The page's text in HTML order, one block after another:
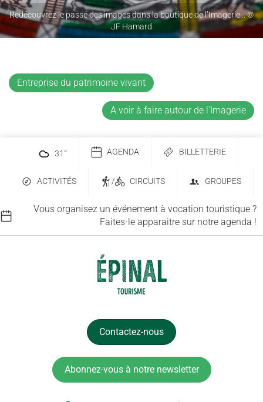
Redécouvrez le passé des images dans la boutique de l’Imagerie... ©
JF Hamard
Entreprise du patrimoine vivant
A voir à faire autour de l'Imagerie
31 ° AGENDA BILLETTERIE
ACTIVITÉS / CIRCUITS GROUPES
Vous organisez un événement à vocation touristique ?
Faites-le apparaitre sur notre agenda !
Contactez-nous
Abonnez-vous à notre newsletter